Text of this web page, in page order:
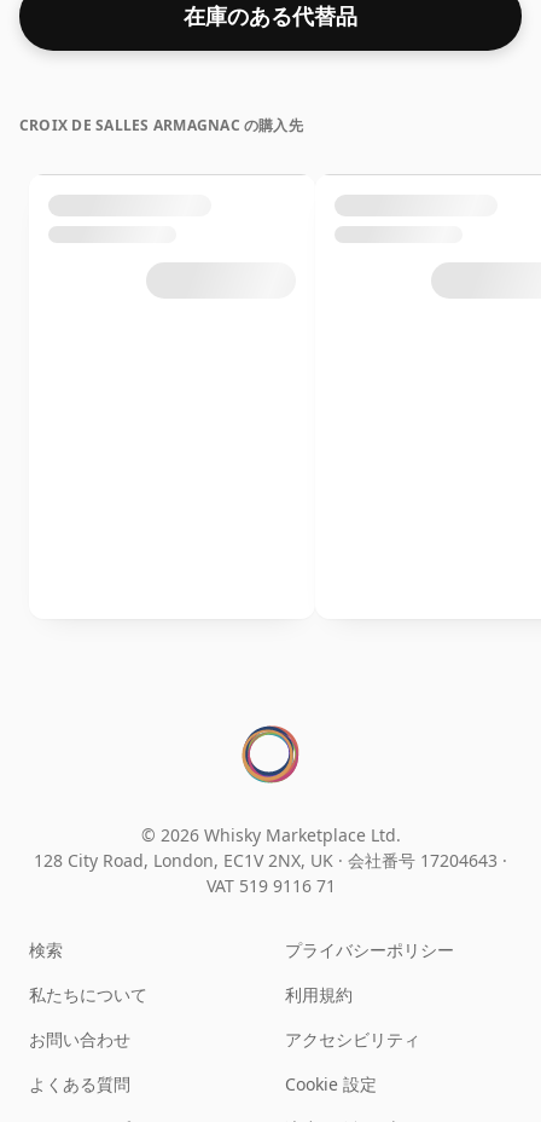
在庫のある代替品
CROIX DE SALLES ARMAGNAC の購入先
© 2026 Whisky Marketplace Ltd.
128 City Road, London, EC1V 2NX, UK · 会社番号 17204643 ·
VAT 519 9116 71
検索
私たちについて
お問い合わせ
よくある質問
プライバシーポリシー
利用規約
アクセシビリティ
Cookie 設定